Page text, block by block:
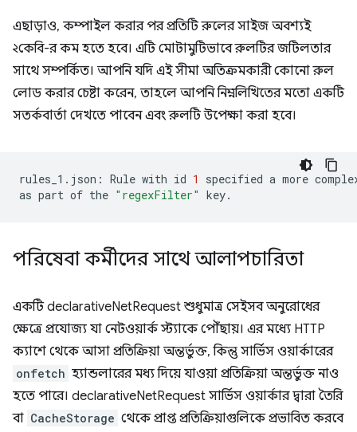
এছাড়াও, কম্পাইল করার পর প্রতিটি রুলের সাইজ অবশ্যই
২কেবি-র কম হতে হবে। এটি মোটামুটিভাবে রুলটির জটিলতার
সাথে সম্পর্কিত। আপনি যদি এই সীমা অতিক্রমকারী কোনো রুল
লোড করার চেষ্টা করেন, তাহলে আপনি নিম্নলিখিতের মতো একটি
সতর্কবার্তা দেখতে পাবেন এবং রুলটি উপেক্ষা করা হবে।
rules_1.json: Rule with id 1 specified a more
as part of the "regexFilter"
পরিষেবা কর্মীদের সাথে আলাপচারিতা
একটি declarativeNetRequest শুধুমাত্র সেইসব অনুরোধের
ক্ষেত্রে প্রযোজ্য যা নেটওয়ার্ক স্ট্যাকে পৌঁছায়। এর মধ্যে HTTP
ক্যাশে থেকে আসা প্রতিক্রিয়া অন্তর্ভুক্ত, কিন্তু সার্ভিস ওয়ার্কারের
onfetch হ্যান্ডলারের মধ্য দিয়ে যাওয়া প্রতিক্রিয়া অন্তর্ভুক্ত নাও
হতে পারে। declarativeNetRequest সার্ভিস ওয়ার্কার দ্বারা তৈরি
বা CacheStorage থেকে প্রাপ্ত প্রতিক্রিয়াগুলিকে প্রভাবিত করবে